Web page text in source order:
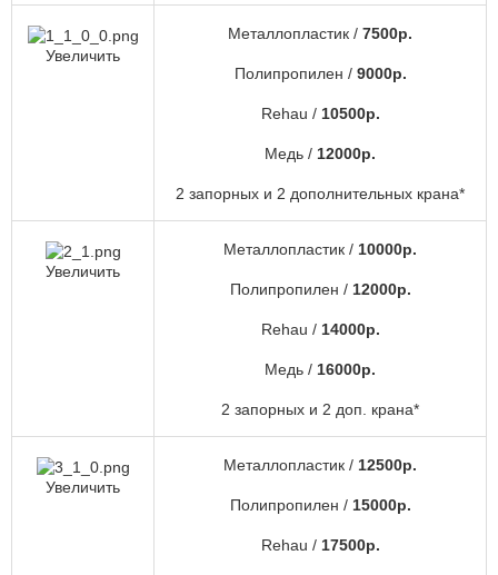
Увеличить
Металлопластик / 7500р.
Полипропилен / 9000р.
Rehau / 10500р.
Медь / 12000р.
2 запорных и 2 дополнительных крана*
Увеличить
Металлопластик / 10000р.
Полипропилен / 12000р.
Rehau / 14000р.
Медь / 16000р.
2 запорных и 2 доп. крана*
Увеличить
Металлопластик / 12500р.
Полипропилен / 15000р.
Rehau / 17500р.